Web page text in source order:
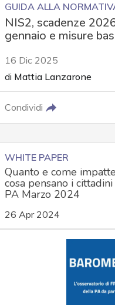
GUIDA ALLA
NIS2, scadenze
gennaio e misure
16 Dic 2025
di Mattia Lanzarone
Condividi
WHITE PAPER
Quanto e come
cosa pensano i
PA Marzo 2024
26 Apr 2024